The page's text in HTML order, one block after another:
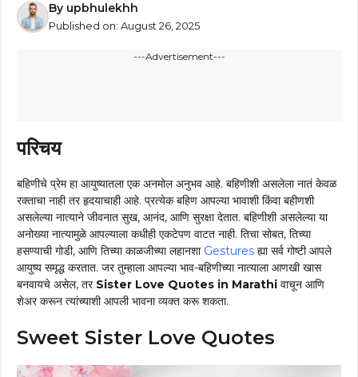
By upbhulekhh
Published on: August 26, 2025
---Advertisement---
परिचय
बहिणीचे प्रेम हा आयुष्यातला एक अनमोल अनुभव आहे. बहिणीशी असलेला नातं केवळ
रक्ताचा नाही तर हृदयाचाही आहे. प्रत्येक बहिण आपल्या भावाशी किंवा बहीणशी
असलेल्या नात्याने जीवनात सुख, आनंद, आणि सुरक्षा देतात. बहिणीशी असलेल्या या
अनोख्या नात्यामुळे आपल्याला कधीही एकटेपण वाटत नाही. तिचा सोबत, तिच्या
हसण्याची गोडी, आणि तिच्या काळजीच्या लहानशा Gestures ह्या सर्व गोष्टी आपले
आयुष्य समृद्ध करतात. जर तुम्हाला आपल्या भाव-बहिणीच्या नात्याला आणखी खास
बनवायचे असेल, तर Sister Love Quotes in Marathi वाचून आणि
शेअर करून त्यांच्याशी आपली भावना व्यक्त करू शकता.
Sweet Sister Love Quotes